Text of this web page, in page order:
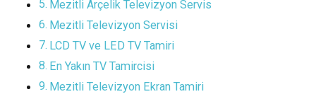
Mezitli Arçelik Televizyon Servis
Mezitli Televizyon Servisi
LCD TV ve LED TV Tamiri
En Yakın TV Tamircisi
Mezitli Televizyon Ekran Tamiri